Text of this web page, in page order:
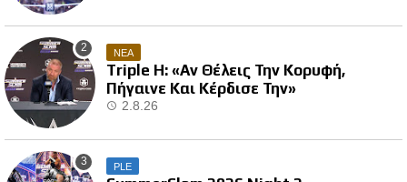
ΝΕΑ
Triple H: «Αν Θέλεις Την Κορυφή,
Πήγαινε Και Κέρδισε Την»
2.8.26
PLE